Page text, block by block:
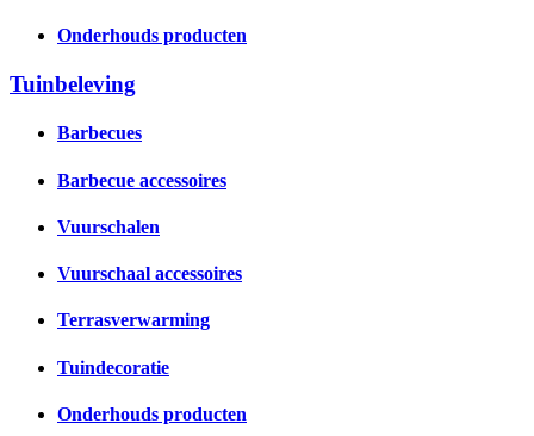
Onderhouds producten
Tuinbeleving
Barbecues
Barbecue accessoires
Vuurschalen
Vuurschaal accessoires
Terrasverwarming
Tuindecoratie
Onderhouds producten